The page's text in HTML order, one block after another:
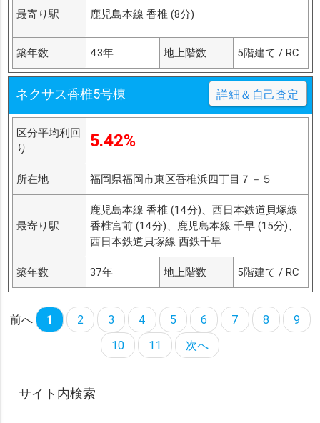
最寄り駅 鹿児島本線 香椎 (8分)
築年数 43年 地上階数 5階建て / RC
ネクサス香椎5号棟 詳細＆自己査定
区分平均利回
り
5.42%
所在地 福岡県福岡市東区香椎浜四丁目７－５
最寄り駅
鹿児島本線 香椎 (14分)、西日本鉄道貝塚線
香椎宮前 (14分)、鹿児島本線 千早 (15分)、
西日本鉄道貝塚線 西鉄千早
築年数 37年 地上階数 5階建て / RC
前へ 1 2 3 4 5 6 7 8
9
10
11 次へ
サイト内検索